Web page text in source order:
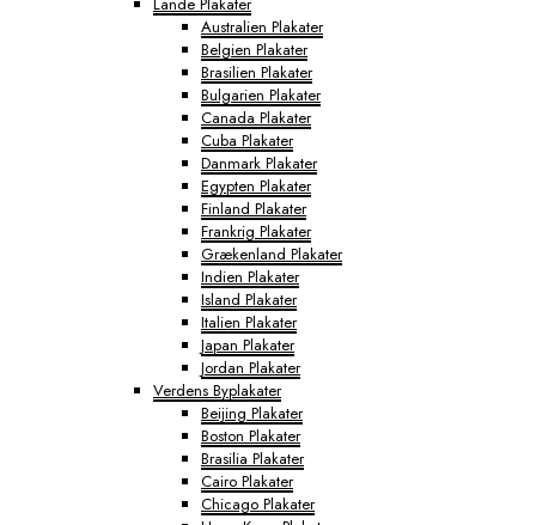
Australien Plakater
Belgien Plakater
Brasilien Plakater
Bulgarien Plakater
Canada Plakater
Cuba Plakater
Danmark Plakater
Egypten Plakater
Finland Plakater
Frankrig Plakater
Grækenland Plakater
Indien Plakater
Island Plakater
Italien Plakater
Japan Plakater
Jordan Plakater
Verdens Byplakater
Beijing Plakater
Boston Plakater
Brasilia Plakater
Cairo Plakater
Chicago Plakater